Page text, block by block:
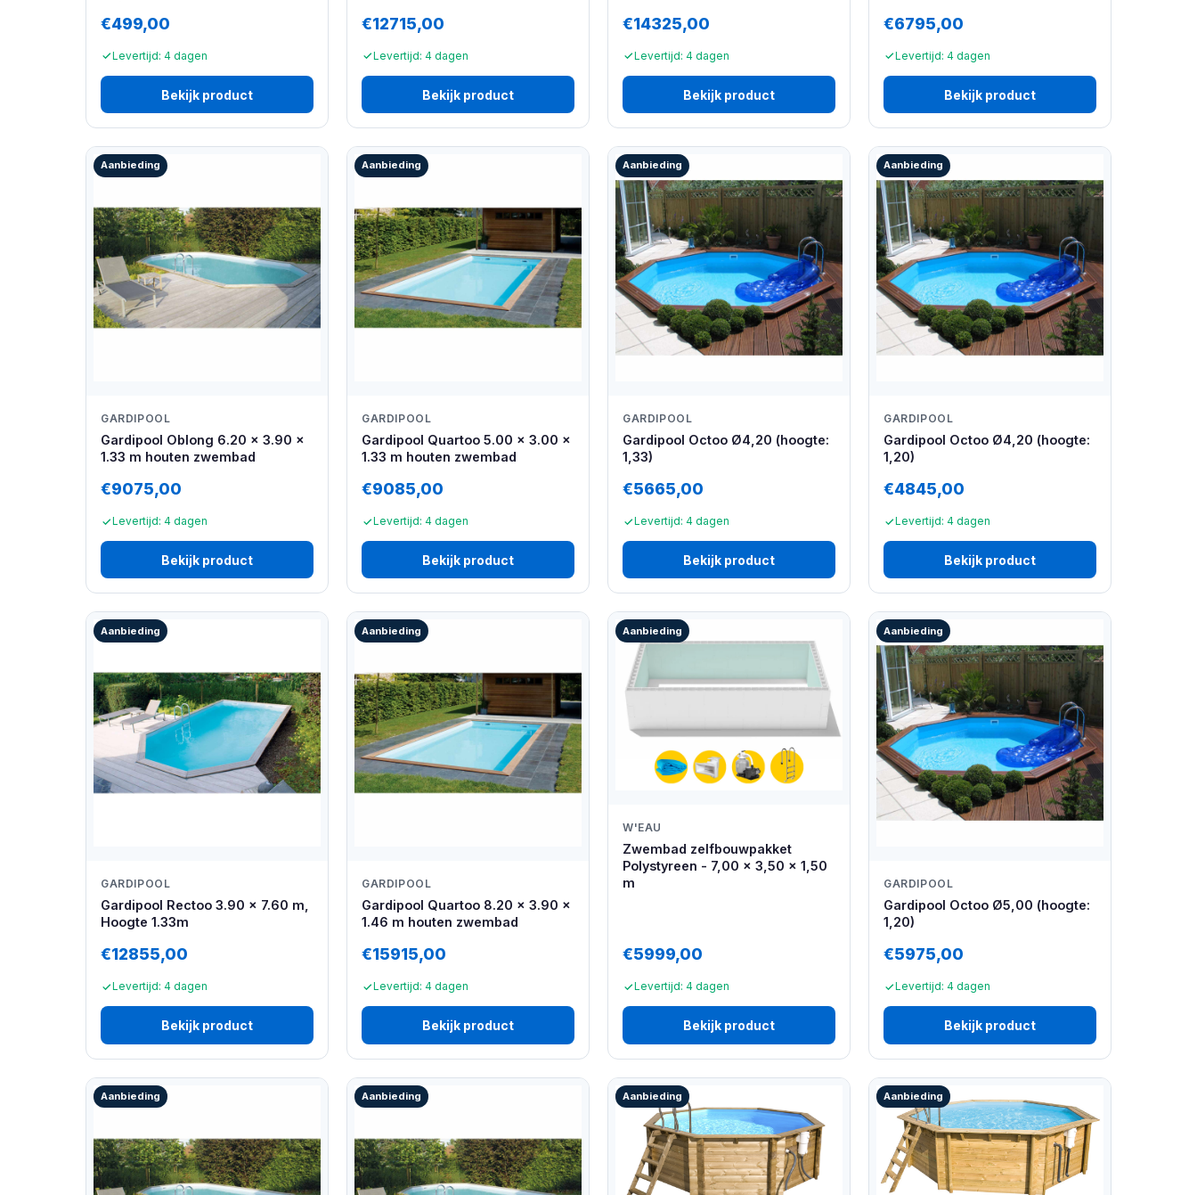
€499,00
Levertijd: 4 dagen
Bekijk product
€12715,00
Levertijd: 4 dagen
Bekijk product
€14325,00
Levertijd: 4 dagen
Bekijk product
€6795,00
Levertijd: 4 dagen
Bekijk product
Aanbieding
GARDIPOOL
Gardipool Oblong 6.20 x 3.90 x
1.33 m houten zwembad
€9075,00
Levertijd: 4 dagen
Bekijk product
Aanbieding
GARDIPOOL
Gardipool Quartoo 5.00 x 3.00 x
1.33 m houten zwembad
€9085,00
Levertijd: 4 dagen
Bekijk product
Aanbieding
GARDIPOOL
Gardipool Octoo Ø4,20 (hoogte:
1,33)
€5665,00
Levertijd: 4 dagen
Bekijk product
Aanbieding
GARDIPOOL
Gardipool Octoo Ø4,20 (hoogte:
1,20)
€4845,00
Levertijd: 4 dagen
Bekijk product
Aanbieding
GARDIPOOL
Gardipool Rectoo 3.90 x 7.60 m,
Hoogte 1.33m
€12855,00
Levertijd: 4 dagen
Bekijk product
Aanbieding
GARDIPOOL
Gardipool Quartoo 8.20 x 3.90 x
1.46 m houten zwembad
€15915,00
Levertijd: 4 dagen
Bekijk product
Aanbieding
W'EAU
Zwembad zelfbouwpakket
Polystyreen - 7,00 x 3,50 x 1,50
m
€5999,00
Levertijd: 4 dagen
Bekijk product
Aanbieding
GARDIPOOL
Gardipool Octoo Ø5,00 (hoogte:
1,20)
€5975,00
Levertijd: 4 dagen
Bekijk product
Aanbieding Aanbieding Aanbieding Aanbieding